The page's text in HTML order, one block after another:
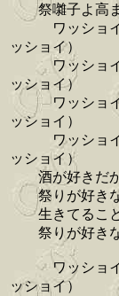
祭囃子よ高
ワッショイワ
ッショイ）
ワッショイワ
ッショイ）
ワッショイワ
ッショイ）
ワッショイワ
ッショイ）
酒が好きだ
祭りが好きな
生きてること
祭りが好き
ワッショイワ
ッショイ）